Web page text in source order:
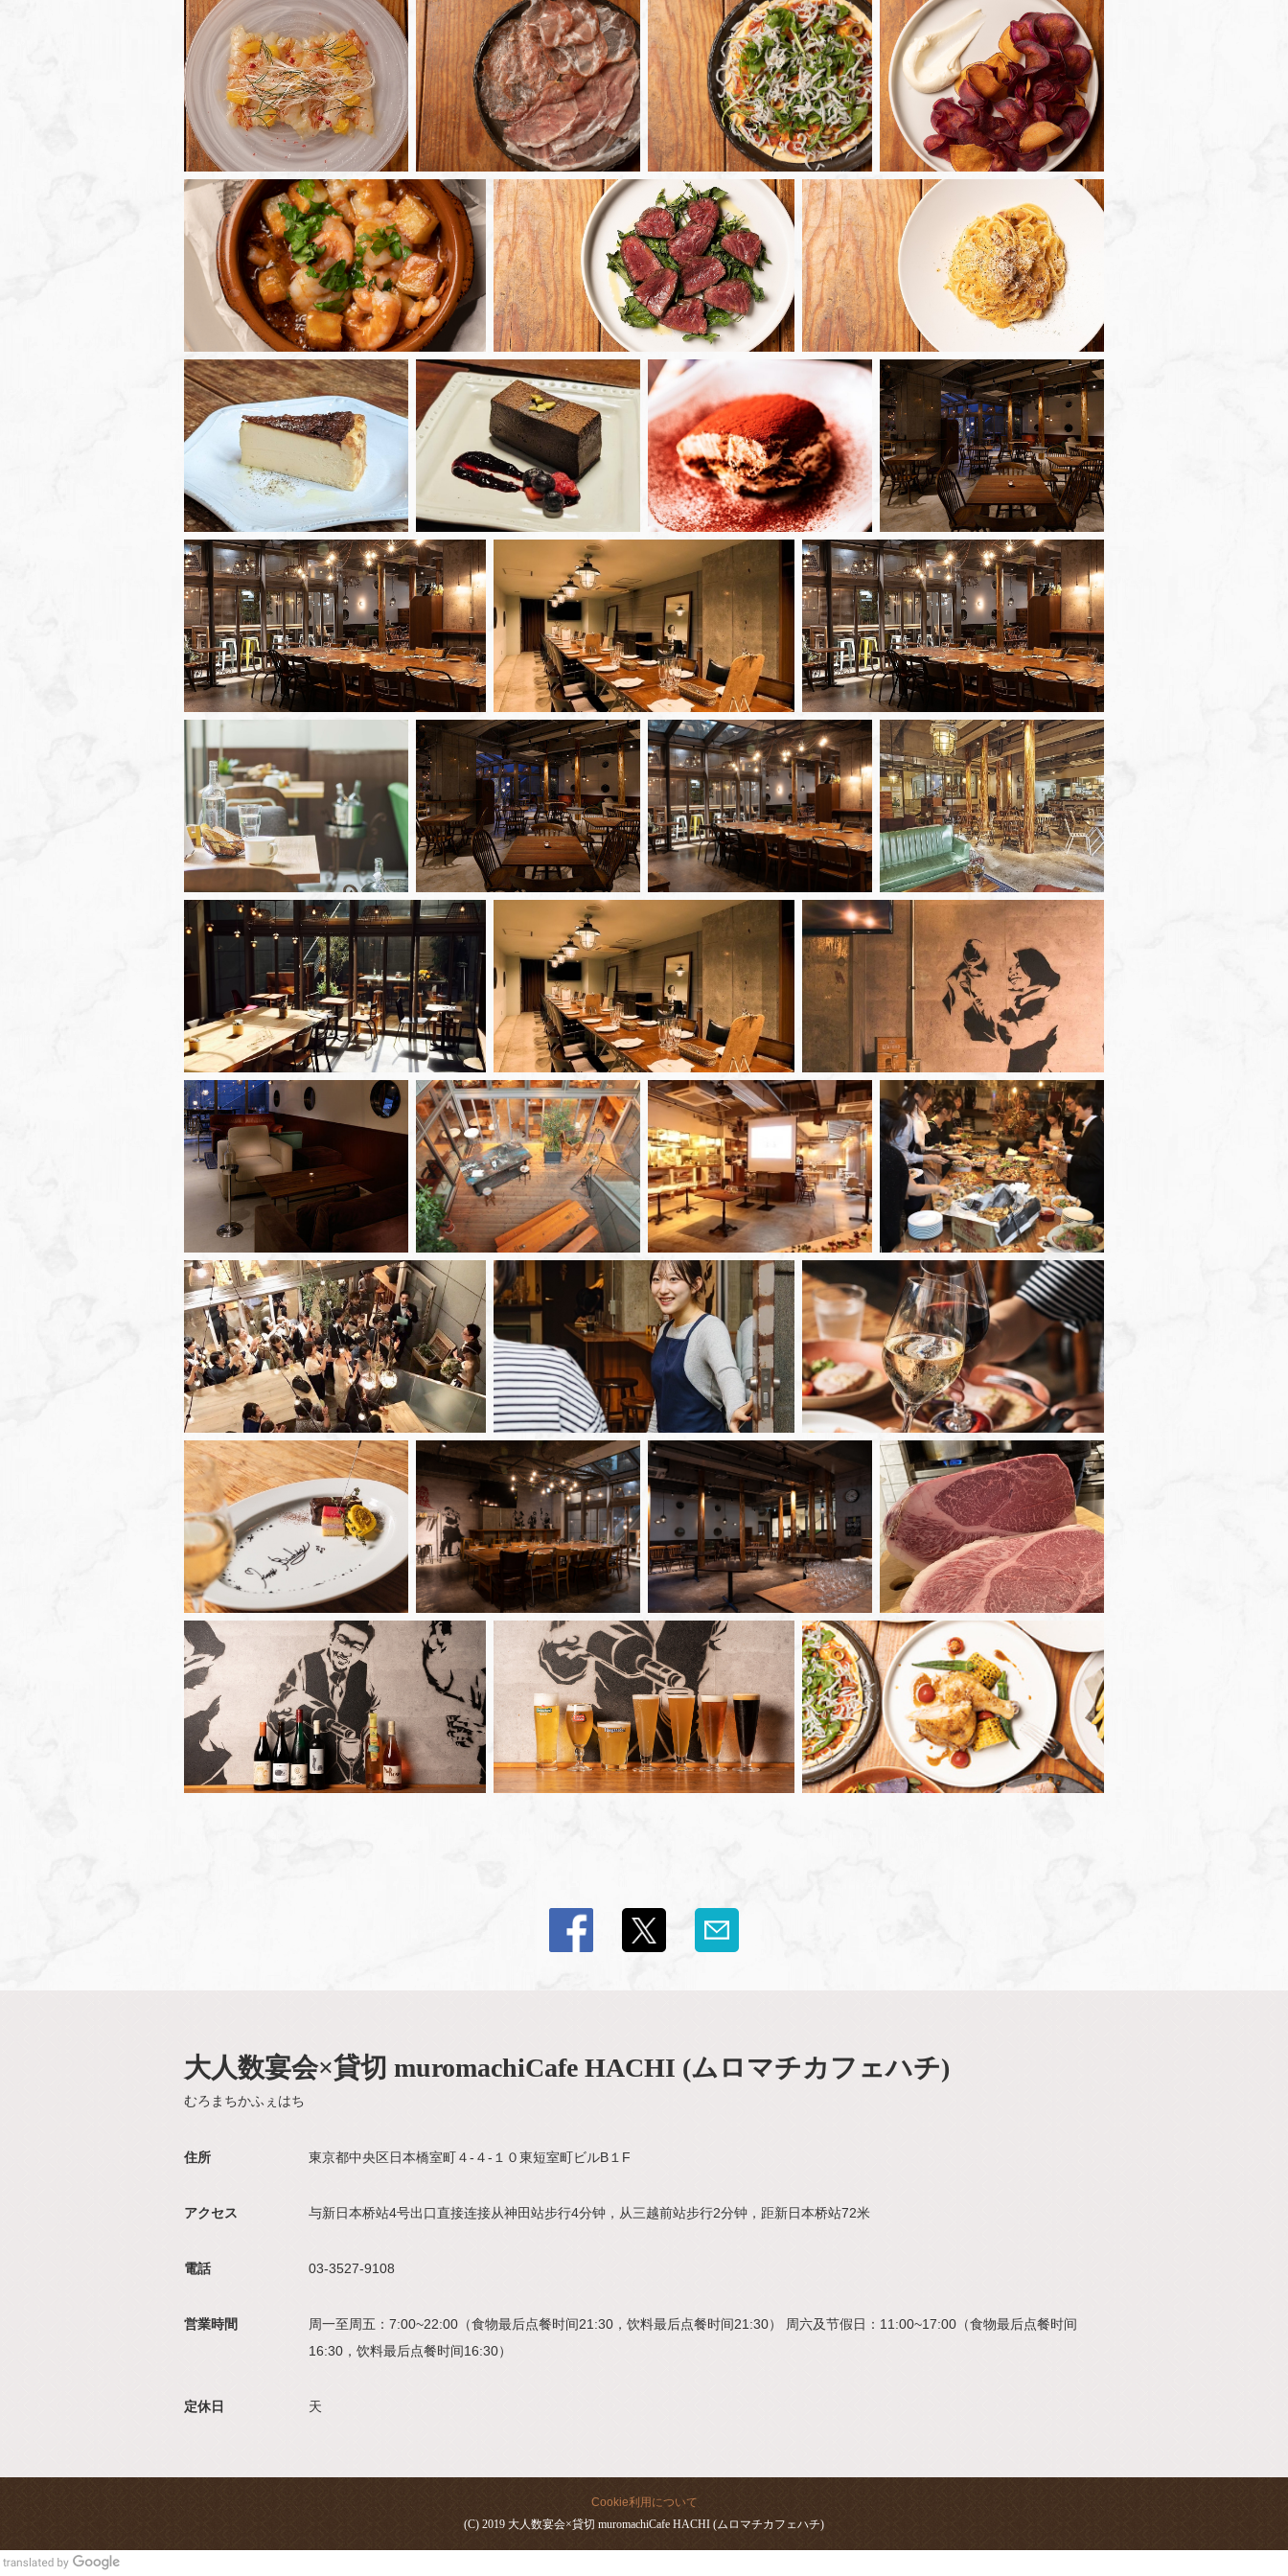
大人数宴会×貸切 muromachiCafe HACHI (ムロマチカフェハチ)
むろまちかふぇはち
住所 東京都中央区日本橋室町４-４-１０東短室町ビルB１F
アクセス 与新日本桥站4号出口直接连接从神田站步行4分钟，从三越前站步行2分钟，距新日本桥站72米
電話 03-3527-9108
営業時間
周一至周五：7:00~22:00（食物最后点餐时间21:30，饮料最后点餐时间21:30） 周六及节假日：11:00~17:00（食物最后点餐时间
16:30，饮料最后点餐时间16:30）
定休日 天
Cookie利用について
(C) 2019 大人数宴会×貸切 muromachiCafe HACHI (ムロマチカフェハチ)